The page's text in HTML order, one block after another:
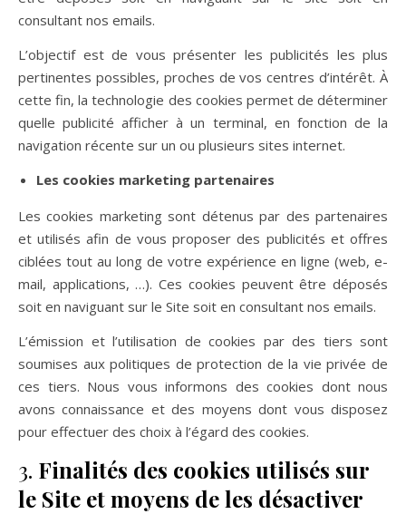
consultant nos emails.
L’objectif est de vous présenter les publicités les plus
pertinentes possibles, proches de vos centres d’intérêt. À
cette fin, la technologie des cookies permet de déterminer
quelle publicité afficher à un terminal, en fonction de la
navigation récente sur un ou plusieurs sites internet.
Les cookies marketing partenaires
Les cookies marketing sont détenus par des partenaires
et utilisés afin de vous proposer des publicités et offres
ciblées tout au long de votre expérience en ligne (web, e-
mail, applications, …). Ces cookies peuvent être déposés
soit en naviguant sur le Site soit en consultant nos emails.
L’émission et l’utilisation de cookies par des tiers sont
soumises aux politiques de protection de la vie privée de
ces tiers. Nous vous informons des cookies dont nous
avons connaissance et des moyens dont vous disposez
pour effectuer des choix à l’égard des cookies.
3. Finalités des cookies utilisés sur
le Site et moyens de les désactiver